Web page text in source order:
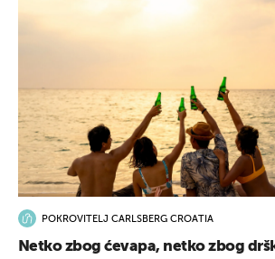
POKROVITELJ CARLSBERG CROATIA
Netko zbog ćevapa, netko zbog